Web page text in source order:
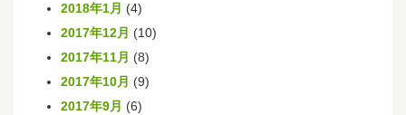
2018年1月 (4)
2017年12月 (10)
2017年11月 (8)
2017年10月 (9)
2017年9月 (6)